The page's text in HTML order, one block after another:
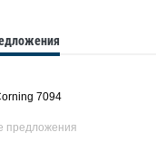
7094
предложения